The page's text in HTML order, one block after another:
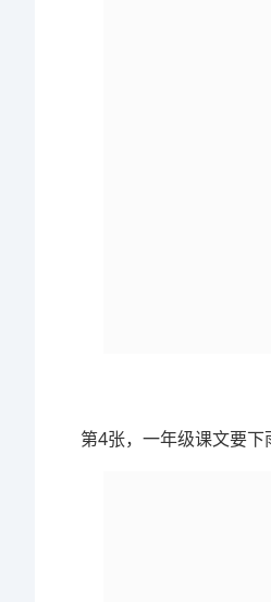
第4张，一年级课文要